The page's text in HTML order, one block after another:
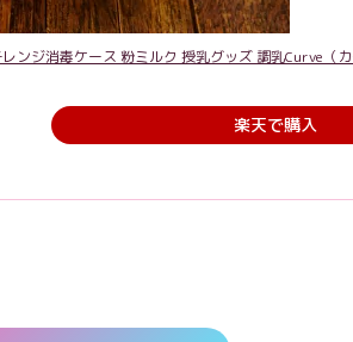
ンジ消毒ケース 粉ミルク 授乳グッズ 調乳Curve（
楽天で購入